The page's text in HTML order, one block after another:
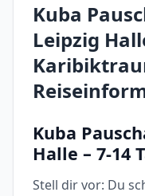
Kuba
Leipzig
Kuba
Halle – 7-14
Stell dir vor: Du